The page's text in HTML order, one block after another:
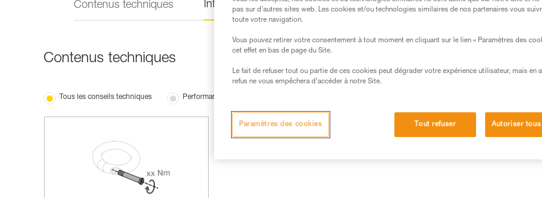
Contenus techniques Informations techniques
Contenus techniques
Tous les conseils techniques Performance et information produits
pas sur d’autres sites web. Les cookies et/ou technologies similaires de nos partenaires vous
toute votre navigation.
Vous pouvez retirer votre consentement à tout moment en cliquant sur le lien « Paramètres des
cet effet en bas de page du Site.
Le fait de refuser tout ou partie de ces cookies peut dégrader votre expérience utilisateur, mais en
refus ne vous empêchera d’accéder à notre Site.
Tout refuser Autoriser
Paramètres des cookies